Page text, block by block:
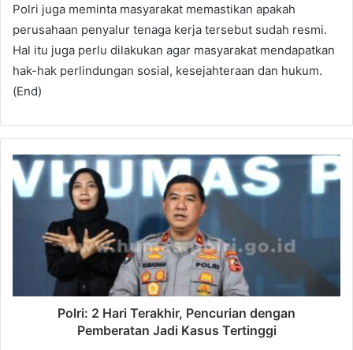
Polri juga meminta masyarakat memastikan apakah
perusahaan penyalur tenaga kerja tersebut sudah resmi.
Hal itu juga perlu dilakukan agar masyarakat mendapatkan
hak-hak perlindungan sosial, kesejahteraan dan hukum.
(End)
Polri: 2 Hari Terakhir, Pencurian dengan
Pemberatan Jadi Kasus Tertinggi